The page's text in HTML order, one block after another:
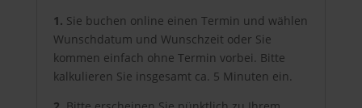
1. Sie buchen online einen Termin und wählen
Wunschdatum und Wunschzeit oder Sie
kommen einfach ohne Termin vorbei. Bitte
kalkulieren Sie insgesamt ca. 5 Minuten ein.